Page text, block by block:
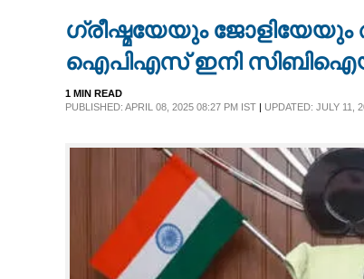
NEWS 360
CASE DIARY
ഗ്രീഷ്മയേയും
ഐപിഎസ് ഇനി
1 MIN READ
PUBLISHED: APRIL 08, 2025 08:27 PM IST| UPDATED: JULY 11,